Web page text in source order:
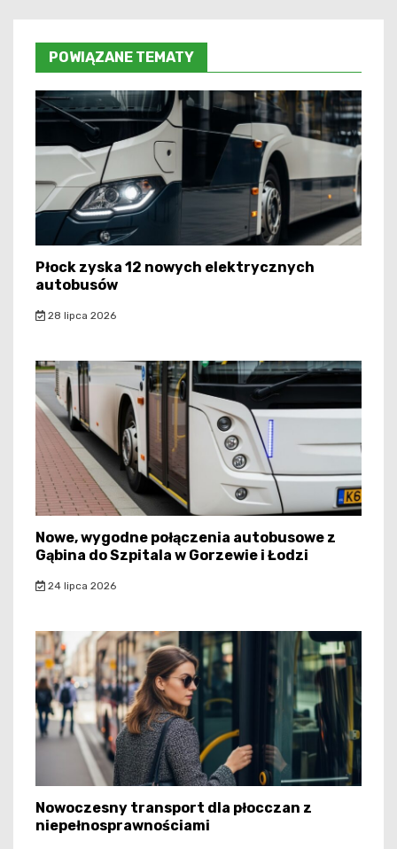
POWIĄZANE TEMATY
Płock zyska 12 nowych elektrycznych
autobusów
28 lipca 2026
Nowe, wygodne połączenia autobusowe z
Gąbina do Szpitala w Gorzewie i Łodzi
24 lipca 2026
Nowoczesny transport dla płocczan z
niepełnosprawnościami